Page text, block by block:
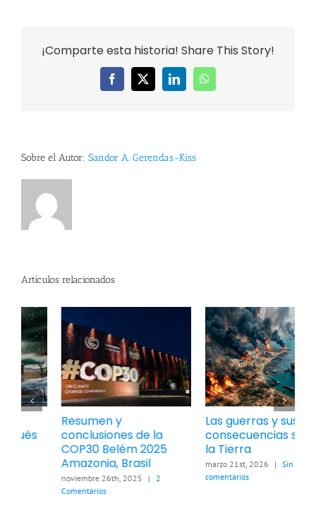
¡Comparte esta historia! Share This Story!
Facebook
X LinkedInWhatsApp
Sobre el Autor: Sandor A. Gerendas-Kiss
Artículos relacionados
Resumen y
conclusiones de la
COP30 Belém 2025
Amazonia, Brasil
noviembre 26th, 2025 | 2
Comentarios
Las guerras y sus
consecuencias sobre
la Tierra
marzo 21st, 2026 | Sin
comentarios